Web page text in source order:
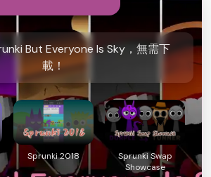
But Everyone Is Sky，無需下
載！
Sprunki 2018
Sprunki Swap
Showcase